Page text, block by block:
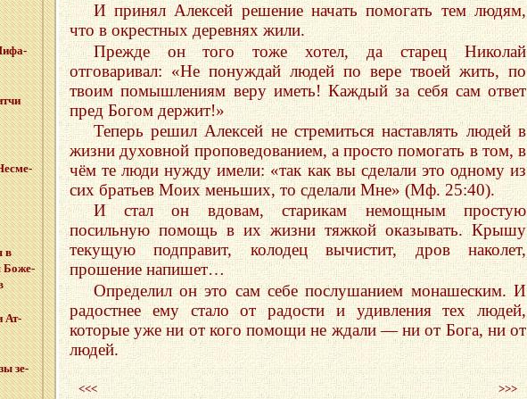
И принял Алексей решение начать помогать тем людям,
что в окрестных деревнях жили.
Прежде он того тоже хотел, да старец Николай
отговаривал: «Не понуждай людей по вере твоей жить, по
твоим помышлениям веру иметь! Каждый за себя сам ответ
пред Богом держит!»
Теперь решил Алексей не стремиться наставлять людей в
жизни духовной проповедованием, а просто помогать в том, в
чём те люди нужду имели: «так как вы сделали это одному из
сих братьев Моих меньших, то сделали Мне» (Мф. 25:40).
И стал он вдовам, старикам немощным простую
посильную помощь в их жизни тяжкой оказывать. Крышу
текущую подправит, колодец вычистит, дров наколет,
прошение напишет…
Определил он это сам себе послушанием монашеским. И
радостнее ему стало от радости и удивления тех людей,
которые уже ни от кого помощи не ждали — ни от Бога, ни от
людей.
<<< >>>
в
Бо­же­
Ат­
зе­